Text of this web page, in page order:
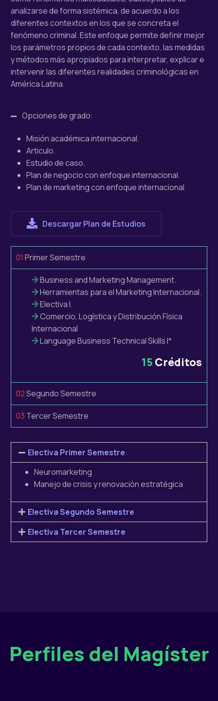
analizarse de forma sistémica, de acuerdo a los
diferentes contextos en los que se concreta el
fenómeno criminal. Este enfoque permite definir mejor
los parámetros propios de cada contexto, las medidas
y métodos más apropiados para interpretar, explicar e
intervenir las diferentes realidades criminológicas en
América Latina.
Opciones de grado:
Misión académica internacional.
Articulo.
Estudio de caso.
Plan de negocio con enfoque internacional.
Plan de marketing con enfoque internacional
Descargar Plan de Estudios
01 Primer Semestre
Business and Marketing Management.
Herramientas para el Marketing Internacional.
Electiva I.
Comercio, Logística y Distribución Física
Internacional
Language Business Technical Skills I*
15 Créditos
02Segundo Semestre
03 Tercer Semestre
Electiva Primer Semestre
Neuromarketing
Manejo de crisis y renovación estratégica
Electiva Segundo Semestre
Electiva Tercer Semestre
Perfiles del Magíster